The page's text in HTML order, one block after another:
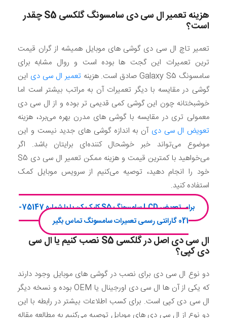
هزینه تعمیر ال سی دی سامسونگ گلکسی S5چقدر
است؟
تعمیر تاچ ال سی دی گوشی های موبایل همیشه از گران قیمت
ترین تعمیرات این گجت ها بوده است و روال مشابه برای
سامسونگ Galaxy S5 صادق است. هزینه
تعمیر ال سی دی این
گوشی در مقایسه با دیگر تعمیرات آن به مراتب بیشتر است اما
خوشبختانه چون این گوشی کمی قدیمی تر بوده و از ال سی دی
معمولی تری در مقایسه با گوشی های مدرن بهره می‌برد، هزینه
تعویض ال سی دی آن به اندازه گوشی های جدید نیست و این
موضوع می‌تواند خبر خوشحال کننده‌ای برایتان باشد. اگر
می‌خواهید با کمترین قیمت و هزینه ممکن تعمیر ال سی دی S5
خود را انجام دهید، توصیه می‌کنیم از سرویس موبایل کمک
استفاده کنید.
برای تعویض LCD سامسونگ S5 کلیک کن یا با شماره 75147-
021 گارانتی رسمی تعمیرات سامسونگ تماس بگیر
ال سی دی اصل در گلکسی S5 نصب کنیم یا ال سی
دی کپی؟
دو نوع ال سی دی برای نصب در گوشی های موبایل وجود دارند
که یکی از آن ها ال سی دی اورجینال یا OEM بوده و نسخه دیگر
ال سی دی کپی است. برای کسب اطلاعات بیشتر در رابطه با این
دو نوع از ال سی دی های موبایل توصیه می‌کنیم به مطالعه مقاله